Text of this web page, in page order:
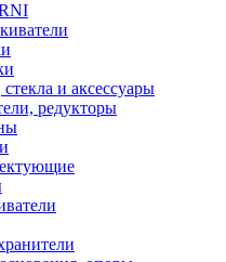
и аксессуары
редукторы